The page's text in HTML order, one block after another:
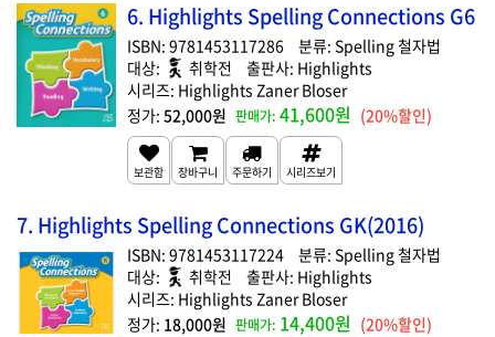
6. Highlights Spelling Connections G6
9781453117286
Spelling 철자법
취학전
Highlights
Highlights Zaner Bloser
52,000원
41,600원 (20%할인)
7. Highlights Spelling Connections GK(2016)
9781453117224
Spelling 철자법
취학전
Highlights
Highlights Zaner Bloser
18,000원
14,400원 (20%할인)